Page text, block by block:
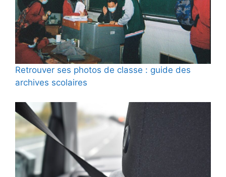
Retrouver ses photos de classe : guide des
archives scolaires